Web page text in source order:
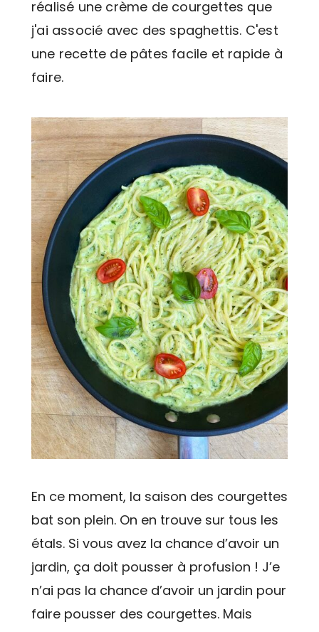
réalisé une crème de courgettes que
j'ai associé avec des spaghettis. C'est
une recette de pâtes facile et rapide à
faire.
En ce moment, la saison des courgettes
bat son plein. On en trouve sur tous les
étals. Si vous avez la chance d’avoir un
jardin, ça doit pousser à profusion ! J’e
n’ai pas la chance d’avoir un jardin pour
faire pousser des courgettes. Mais